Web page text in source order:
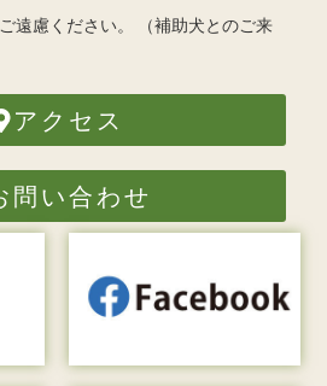
遠慮ください。
（補助犬とのご来
アクセス
問い合わせ